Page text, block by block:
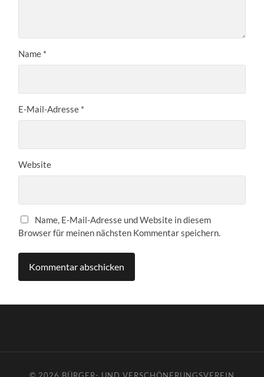
Name *
E-Mail-Adresse *
Website
Name, E-Mail-Adresse und Website in diesem
Browser für meinen nächsten Kommentar speichern.
© 2026 BÜRGER- UND VERSCHÖNERUNGSVEREIN